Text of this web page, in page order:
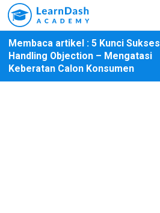
Membaca artikel : 5 Kunci Sukses
Handling Objection – Mengatasi
Keberatan Calon Konsumen